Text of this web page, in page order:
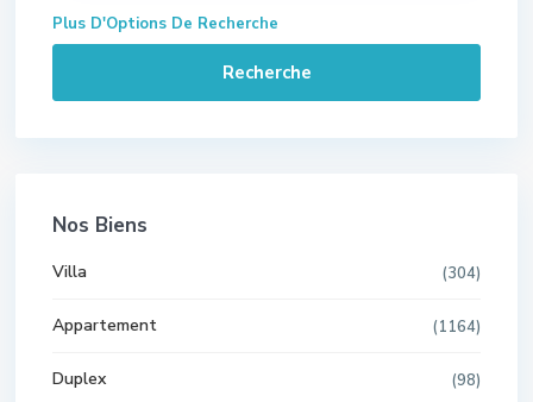
Plus D'Options De Recherche
Recherche
Nos Biens
Villa (304)
Appartement (1164)
Duplex (98)